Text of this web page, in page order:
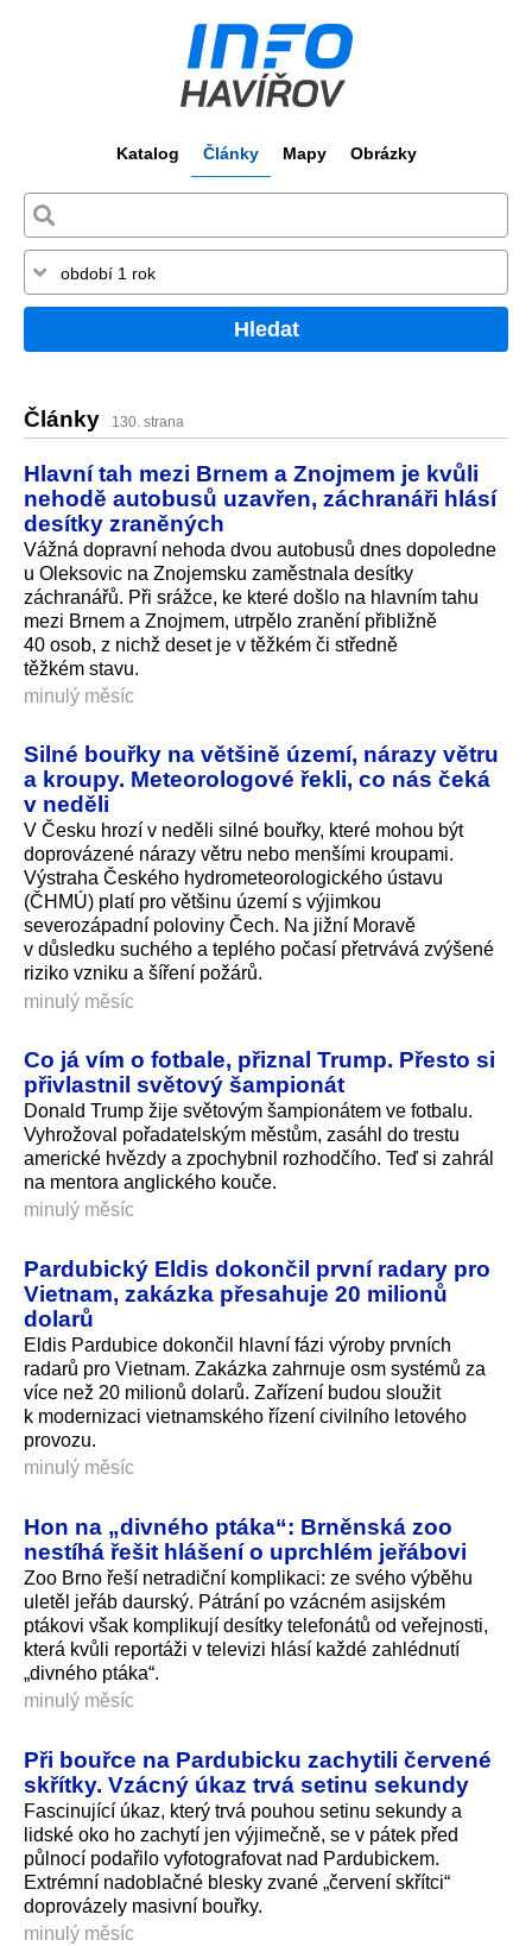
Katalog Články Mapy Obrázky
Hledat
Články 130. strana
Hlavní tah mezi Brnem a Znojmem je kvůli
nehodě autobusů uzavřen, záchranáři hlásí
desítky zraněných
Vážná dopravní nehoda dvou autobusů dnes dopoledne
u Oleksovic na Znojemsku zaměstnala desítky
záchranářů. Při srážce, ke které došlo na hlavním tahu
mezi Brnem a Znojmem, utrpělo zranění přibližně
40 osob, z nichž deset je v těžkém či středně
těžkém stavu.
minulý měsíc
Silné bouřky na většině území, nárazy větru
a kroupy. Meteorologové řekli, co nás čeká
v neděli
V Česku hrozí v neděli silné bouřky, které mohou být
doprovázené nárazy větru nebo menšími kroupami.
Výstraha Českého hydrometeorolo­gického ústavu
(ČHMÚ) platí pro většinu území s výjimkou
severozápadní poloviny Čech. Na jižní Moravě
v důsledku suchého a teplého počasí přetrvává zvýšené
riziko vzniku a šíření požárů.
minulý měsíc
Co já vím o fotbale, přiznal Trump. Přesto si
přivlastnil světový šampionát
Donald Trump žije světovým šampionátem ve fotbalu.
Vyhrožoval pořadatelským městům, zasáhl do trestu
americké hvězdy a zpochybnil rozhodčího. Teď si zahrál
na mentora anglického kouče.
minulý měsíc
Pardubický Eldis dokončil první radary pro
Vietnam, zakázka přesahuje 20 milionů
dolarů
Eldis Pardubice dokončil hlavní fázi výroby prvních
radarů pro Vietnam. Zakázka zahrnuje osm systémů za
více než 20 milionů dolarů. Zařízení budou sloužit
k modernizaci vietnamského řízení civilního letového
provozu.
minulý měsíc
Hon na „divného ptáka“: Brněnská zoo
nestíhá řešit hlášení o uprchlém jeřábovi
Zoo Brno řeší netradiční komplikaci: ze svého výběhu
uletěl jeřáb daurský. Pátrání po vzácném asijském
ptákovi však komplikují desítky telefonátů od veřejnosti,
která kvůli reportáži v televizi hlásí každé zahlédnutí
„divného ptáka“.
minulý měsíc
Při bouřce na Pardubicku zachytili červené
skřítky. Vzácný úkaz trvá setinu sekundy
Fascinující úkaz, který trvá pouhou setinu sekundy a
lidské oko ho zachytí jen výjimečně, se v pátek před
půlnocí podařilo vyfotografovat nad Pardubickem.
Extrémní nadoblačné blesky zvané „červení skřítci“
doprovázely masivní bouřky.
minulý měsíc